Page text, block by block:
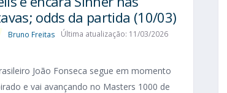
odds da partida (10/03)
Bruno Freitas Última atualização: 11/03/2026
João Fonseca segue em momento
e vai avançando no Masters 1000 de